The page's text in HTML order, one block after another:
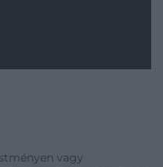
vagy